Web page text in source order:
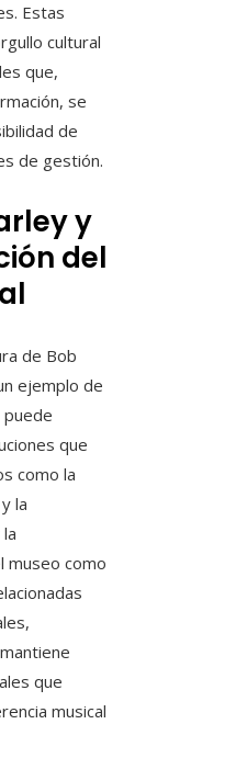
Estas
cultural
que,
se
de
de gestión.
y
del
de Bob
ejemplo de
que
como la
la
museo como
que
musical